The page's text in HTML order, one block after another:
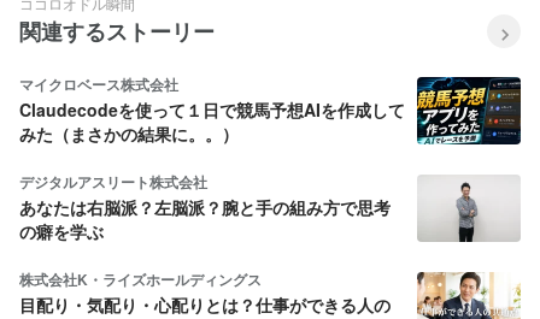
関連するストーリー
マイクロベース株式会社
Claudecodeを使って１日で競馬予想AIを作成して
みた（まさかの結果に。。）
デジタルアスリート株式会社
あなたは右脳派？左脳派？腕と手の組み方で思考
の癖を学ぶ
株式会社K・ライズホールディングス
目配り・気配り・心配りとは？仕事ができる人の